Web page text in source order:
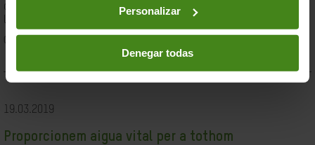
Personalizar
Denegar todas
desenvolupat una eina d'anàlisi estructural de les causes de
la...
Ciutadania- Governabilitat i Drets Humans
19.03.2019
Proporcionem aigua vital per a tothom